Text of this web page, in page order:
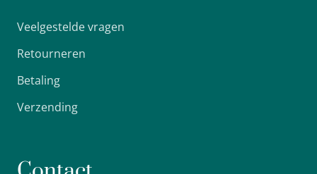
Veelgestelde vragen
Retourneren
Betaling
Verzending